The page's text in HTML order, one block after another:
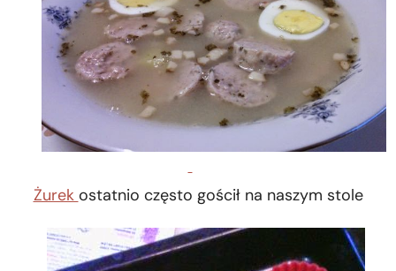
Żurek ostatnio często gościł na naszym stole